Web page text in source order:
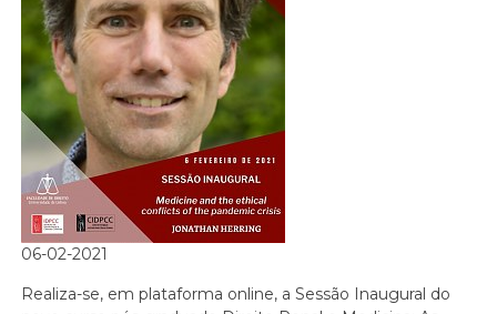
06-02-2021
Realiza-se, em plataforma online, a Sessão Inaugural do